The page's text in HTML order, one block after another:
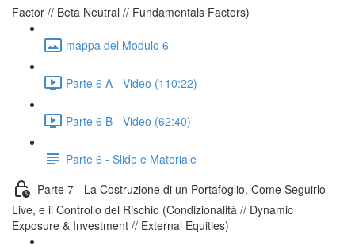
Factor // Beta Neutral // Fundamentals Factors)
mappa del Modulo 6
Parte 6 A - Video (110:22)
Parte 6 B - Video (62:40)
Parte 6 - Slide e Materiale
Parte 7 - La Costruzione di un Portafoglio, Come Seguirlo
Live, e il Controllo del Rischio (Condizionalità // Dynamic
Exposure & Investment // External Equities)